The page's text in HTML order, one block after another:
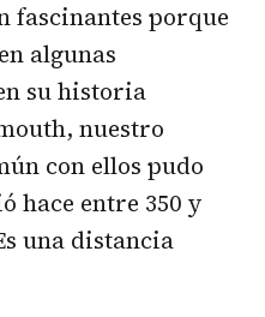
fascinantes porque
algunas
su historia
nuestro
con ellos pudo
hace entre 350 y
una distancia